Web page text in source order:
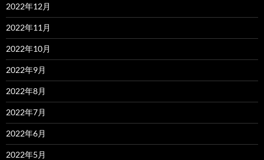
2022年12月
2022年11月
2022年10月
2022年9月
2022年8月
2022年7月
2022年6月
2022年5月